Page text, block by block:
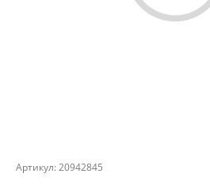
Артикул:20942845